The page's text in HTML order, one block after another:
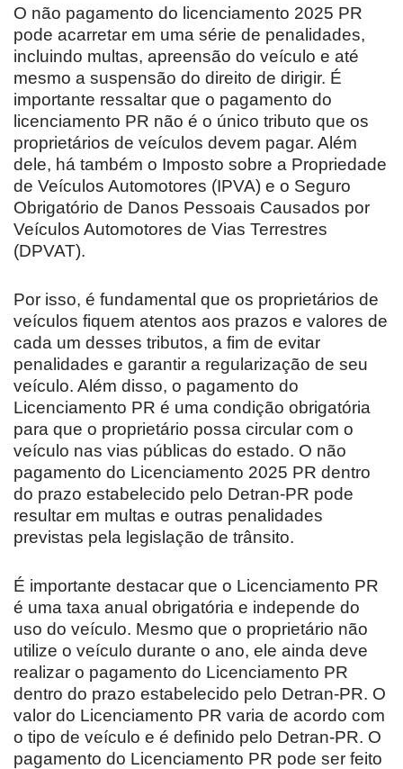
O não pagamento do licenciamento 2025 PR
pode acarretar em uma série de penalidades,
incluindo multas, apreensão do veículo e até
mesmo a suspensão do direito de dirigir. É
importante ressaltar que o pagamento do
licenciamento PR não é o único tributo que os
proprietários de veículos devem pagar. Além
dele, há também o Imposto sobre a Propriedade
de Veículos Automotores (IPVA) e o Seguro
Obrigatório de Danos Pessoais Causados por
Veículos Automotores de Vias Terrestres
(DPVAT).
Por isso, é fundamental que os proprietários de
veículos fiquem atentos aos prazos e valores de
cada um desses tributos, a fim de evitar
penalidades e garantir a regularização de seu
veículo. Além disso, o pagamento do
Licenciamento PR é uma condição obrigatória
para que o proprietário possa circular com o
veículo nas vias públicas do estado. O não
pagamento do Licenciamento 2025 PR dentro
do prazo estabelecido pelo Detran-PR pode
resultar em multas e outras penalidades
previstas pela legislação de trânsito.
É importante destacar que o Licenciamento PR
é uma taxa anual obrigatória e independe do
uso do veículo. Mesmo que o proprietário não
utilize o veículo durante o ano, ele ainda deve
realizar o pagamento do Licenciamento PR
dentro do prazo estabelecido pelo Detran-PR. O
valor do Licenciamento PR varia de acordo com
o tipo de veículo e é definido pelo Detran-PR. O
pagamento do Licenciamento PR pode ser feito